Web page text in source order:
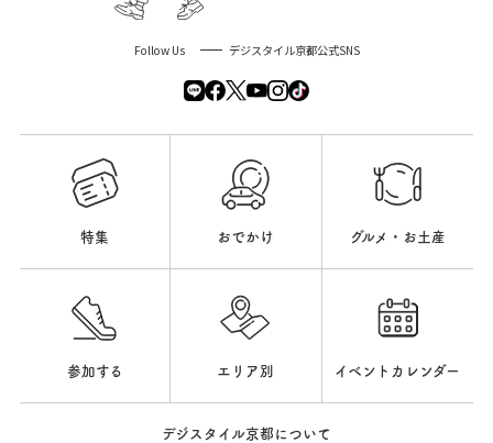
Follow Us デジスタイル京都公式SNS
特集 おでかけ グルメ・お土産
参加する エリア別 イベントカレンダー
デジスタイル京都について